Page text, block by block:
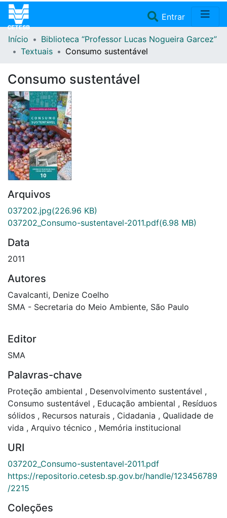
Entrar(current)
Home
Repositório
Doações/Aquisições
Fale Conosco
Início
Biblioteca “Professor Lucas Nogueira Garcez”
Textuais
Consumo sustentável
Consumo sustentável
Arquivos
037202.jpg(226.96 KB)
037202_Consumo-sustentavel-2011.pdf(6.98 MB)
Data
2011
Autores
Cavalcanti, Denize Coelho
SMA - Secretaria do Meio Ambiente, São Paulo
Editor
SMA
Palavras-chave
Proteção ambiental , Desenvolvimento sustentável ,
Consumo sustentável , Educação ambiental , Resíduos
sólidos , Recursos naturais , Cidadania , Qualidade de
vida , Arquivo técnico , Memória institucional
URI
037202_Consumo-sustentavel-2011.pdf
https://repositorio.cetesb.sp.gov.br/handle/123456789
/2215
Coleções